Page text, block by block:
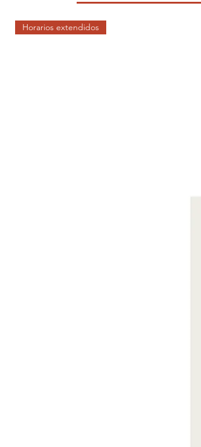
Horarios extendidos